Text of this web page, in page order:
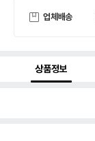
업체배송
상품정보